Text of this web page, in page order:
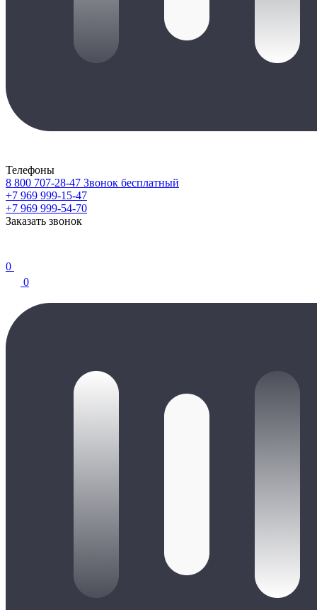
Телефоны
8 800 707-28-47 Звонок бесплатный
+7 969 999-15-47
+7 969 999-54-70
Заказать звонок
0
0